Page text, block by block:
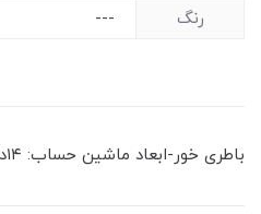
رنگ
باطری خور-ابعاد ماشین حساب: ۱۴در۱۶تقریبا